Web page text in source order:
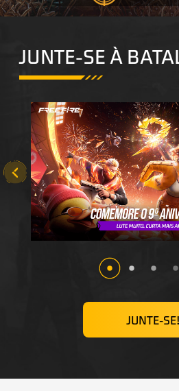
JUNTE-SE À
JUNTE-SE!